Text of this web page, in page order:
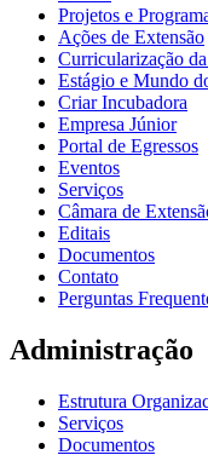
Projetos e
Ações de Extensão
Curricularização
Estágio e Mundo
Criar Incubadora
Empresa Júnior
Portal de Egressos
Eventos
Serviços
Câmara de
Editais
Documentos
Contato
Perguntas
Administração
Estrutura
Serviços
Documentos